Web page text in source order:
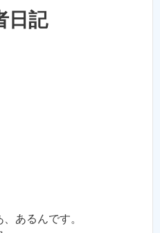
日記
あるんです。